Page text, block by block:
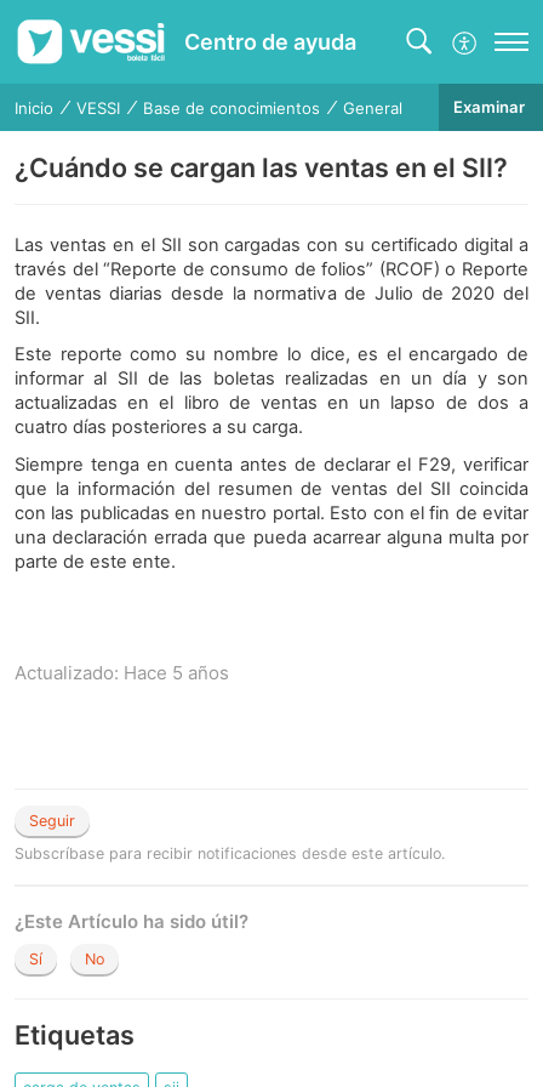
Centro de ayuda
Inicio VESSI Base de conocimientos General Examinar
¿Cuándo se cargan las ventas en el SII?
Las ventas en el SII son cargadas con su certificado digital a
través del “Reporte de consumo de folios” (RCOF) o Reporte
de ventas diarias desde la normativa de Julio de 2020 del
SII.
Este reporte como su nombre lo dice, es el encargado de
informar al SII de las boletas realizadas en un día y son
actualizadas en el libro de ventas en un lapso de dos a
cuatro días posteriores a su carga.
Siempre tenga en cuenta antes de declarar el F29, verificar
que la información del resumen de ventas del SII coincida
con las publicadas en nuestro portal. Esto con el fin de evitar
una declaración errada que pueda acarrear alguna multa por
parte de este ente.
Actualizado: Hace 5 años
Seguir
Subscríbase para recibir notificaciones desde este artículo.
¿Este Artículo ha sido útil?
Sí No
Etiquetas